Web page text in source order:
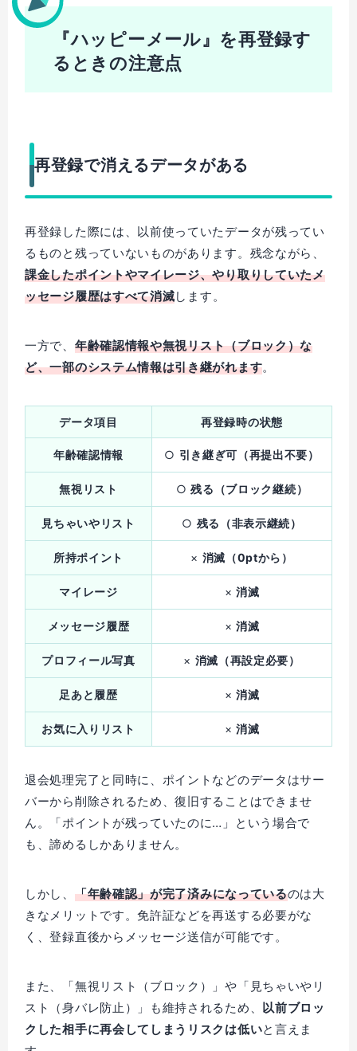
『ハッピーメール』を再登録す
るときの注意点
再登録で消えるデータがある
再登録した際には、以前使っていたデータが残ってい
るものと残っていないものがあります。残念ながら、
課金したポイントやマイレージ、やり取りしていたメ
ッセージ履歴はすべて消滅します。
一方で、 年齢確認情報や無視リスト（ブロック）な
ど、一部のシステム情報は引き継がれます。
データ項目 再登録時の状態
年齢確認情報 ○ 引き継ぎ可（再提出不要）
無視リスト ○残る（ブロック継続）
見ちゃいやリスト ○ 残る（非表示継続）
所持ポイント × 消滅（0ptから）
マイレージ × 消滅
メッセージ履歴 × 消滅
プロフィール写真 × 消滅（再設定必要）
足あと履歴 × 消滅
お気に入りリスト × 消滅
退会処理完了と同時に、ポイントなどのデータはサー
バーから削除されるため、復旧することはできませ
ん。「ポイントが残っていたのに…」という場合で
も、諦めるしかありません。
しかし、 「年齢確認」が完了済みになっているのは大
きなメリットです。免許証などを再送する必要がな
く、登録直後からメッセージ送信が可能です。
また、「無視リスト（ブロック）」や「見ちゃいやリ
スト（身バレ防止）」も維持されるため、 以前ブロッ
クした相手に再会してしまうリスクは低いと言えま